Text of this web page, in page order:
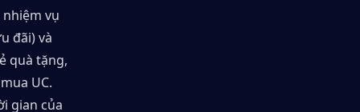
vụ
đãi) và
quà tặng,
UC.
gian của